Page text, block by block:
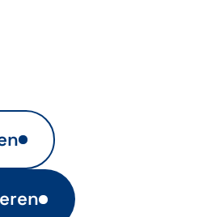
au fonctionnement
actifs
Ils permettent aussi